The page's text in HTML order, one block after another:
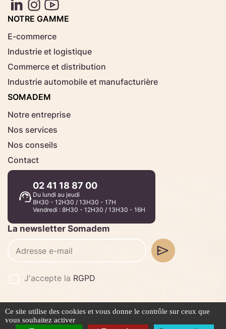
Aucun fichier
Télécharger
NOTRE GAMME
E-commerce
Industrie et logistique
Commerce et distribution
Industrie automobile et manufacturière
SOMADEM
Notre entreprise
Nos services
Nos conseils
Contact
02 41 18 87 00
Du lundi au jeudi
8H30 - 12H30 / 13H30 - 17H
Vendredi : 8H30 - 12H30 / 13H30 - 16H
La newsletter Somadem
J'accepte la RGPD
©2026 -Stafe.fr
Mentions légales
Politique de confidentialité
Ce site utilise des cookies et vous donne le contrôle sur ceux que
vous souhaitez activer